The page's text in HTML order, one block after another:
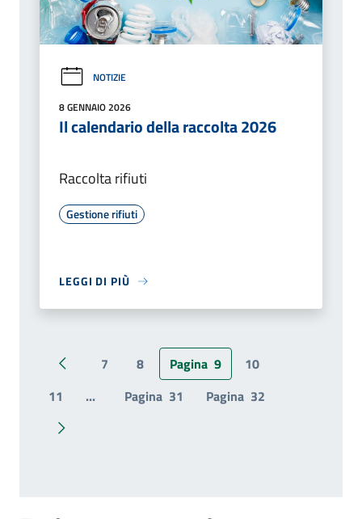
NOTIZIE
8 GENNAIO 2026
Il calendario della raccolta 2026
Raccolta rifiuti
Gestione rifiuti
LEGGI DI PIÙ
Pagina precedente
7 8 Pagina 9
10
11
... Pagina 31 Pagina 32
Pagina successiva